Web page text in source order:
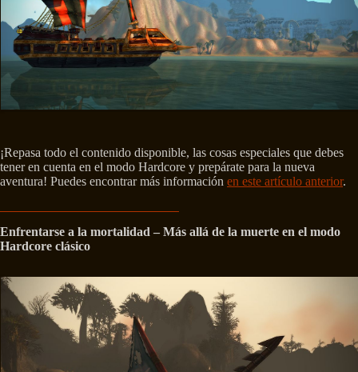
¡Repasa todo el contenido disponible, las cosas especiales que debes
tener en cuenta en el modo Hardcore y prepárate para la nueva
aventura! Puedes encontrar más información en este artículo anterior.
Enfrentarse a la mortalidad – Más allá de la muerte en el modo
Hardcore clásico